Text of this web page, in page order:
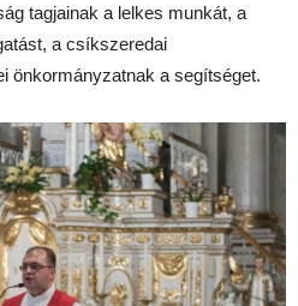
tagjainak a lelkes munkát, a
a csíkszeredai
önkormányzatnak a segítséget.